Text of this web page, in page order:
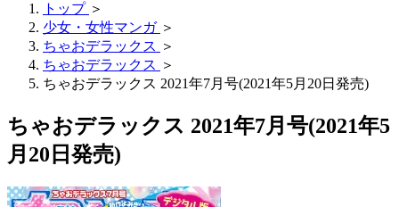
トップ ＞
少女・女性マンガ ＞
ちゃおデラックス ＞
ちゃおデラックス ＞
ちゃおデラックス 2021年7月号(2021年5月20日発売)
ちゃおデラックス 2021年7月号(2021年5
月20日発売)